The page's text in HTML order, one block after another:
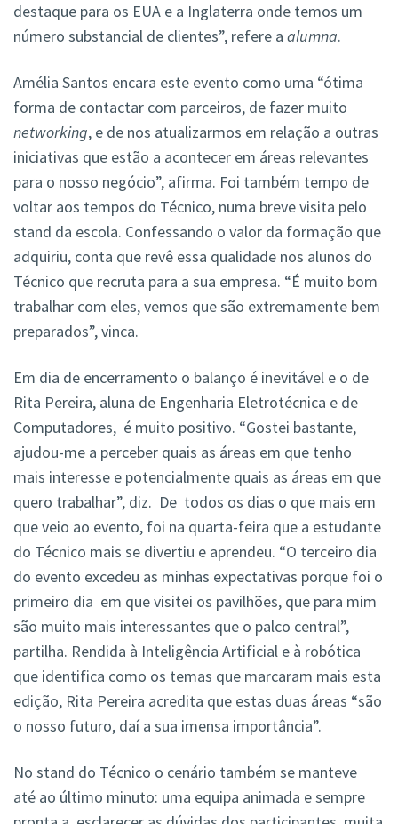
destaque para os EUA e a Inglaterra onde temos um
número substancial de clientes”, refere a alumna.
Amélia Santos encara este evento como uma “ótima
forma de contactar com parceiros, de fazer muito
networking, e de nos atualizarmos em relação a outras
iniciativas que estão a acontecer em áreas relevantes
para o nosso negócio”, afirma. Foi também tempo de
voltar aos tempos do Técnico, numa breve visita pelo
stand da escola. Confessando o valor da formação que
adquiriu, conta que revê essa qualidade nos alunos do
Técnico que recruta para a sua empresa. “É muito bom
trabalhar com eles, vemos que são extremamente bem
preparados”, vinca.
Em dia de encerramento o balanço é inevitável e o de
Rita Pereira, aluna de Engenharia Eletrotécnica e de
Computadores, é muito positivo. “Gostei bastante,
ajudou-me a perceber quais as áreas em que tenho
mais interesse e potencialmente quais as áreas em que
quero trabalhar”, diz. De todos os dias o que mais em
que veio ao evento, foi na quarta-feira que a estudante
do Técnico mais se divertiu e aprendeu. “O terceiro dia
do evento excedeu as minhas expectativas porque foi o
primeiro dia em que visitei os pavilhões, que para mim
são muito mais interessantes que o palco central”,
partilha. Rendida à Inteligência Artificial e à robótica
que identifica como os temas que marcaram mais esta
edição, Rita Pereira acredita que estas duas áreas “são
o nosso futuro, daí a sua imensa importância”.
No stand do Técnico o cenário também se manteve
até ao último minuto: uma equipa animada e sempre